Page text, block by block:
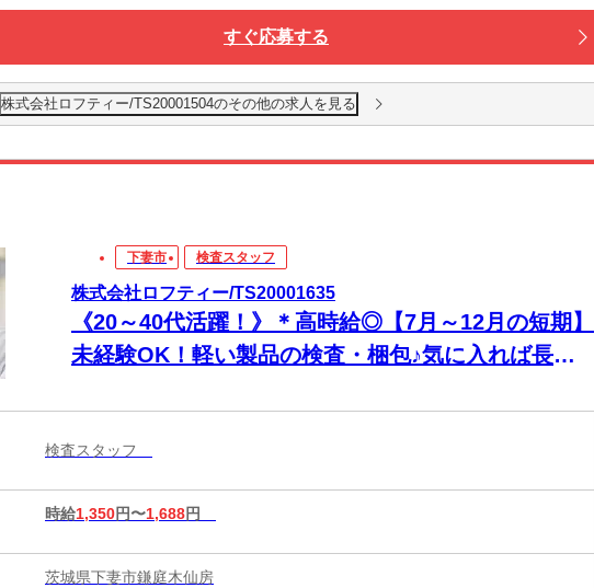
すぐ応募する
株式会社ロフティー/TS20001504のその他の求人を見る
下妻市 検査スタッフ
株式会社ロフティー/TS20001635
《20～40代活躍！》＊高時給◎【7月～12月の短期】
未経験OK！軽い製品の検査・梱包♪気に入れば長期
検査スタッフ
時給1,350円〜1,688円
茨城県下妻市鎌庭木仙房